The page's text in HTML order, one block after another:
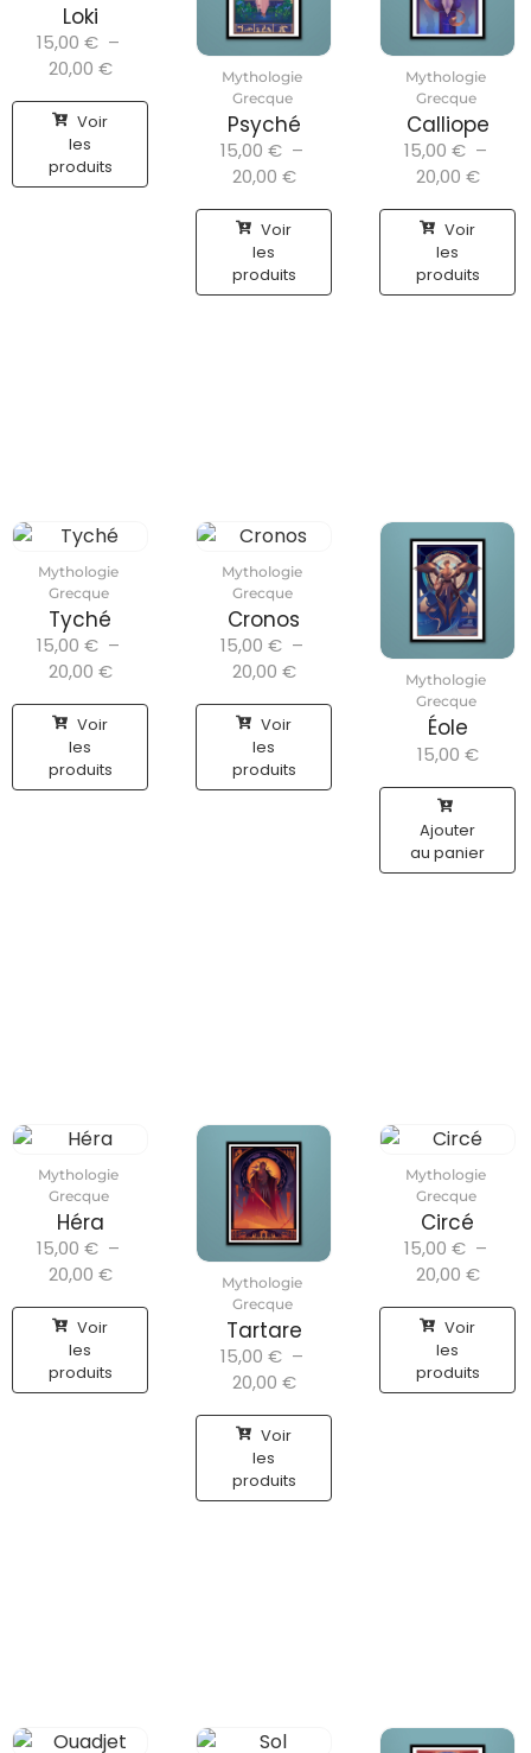
Loki
15,00 € –
20,00 €
Voir
les
produits
Mythologie
Grecque
Psyché
15,00 € –
20,00 €
Voir
les
produits
Mythologie
Grecque
Calliope
15,00 € –
20,00 €
Voir
les
produits
Mythologie
Grecque
Tyché
15,00 € –
20,00 €
Voir
les
produits
Mythologie
Grecque
Cronos
15,00 € –
20,00 €
Voir
les
produits
Mythologie
Grecque
Éole
15,00 €
Ajouter
au panier
Mythologie
Grecque
Héra
15,00 € –
20,00 €
Voir
les
produits
Mythologie
Grecque
Tartare
15,00 € –
20,00 €
Voir
les
produits
Mythologie
Grecque
Circé
15,00 € –
20,00 €
Voir
les
produits